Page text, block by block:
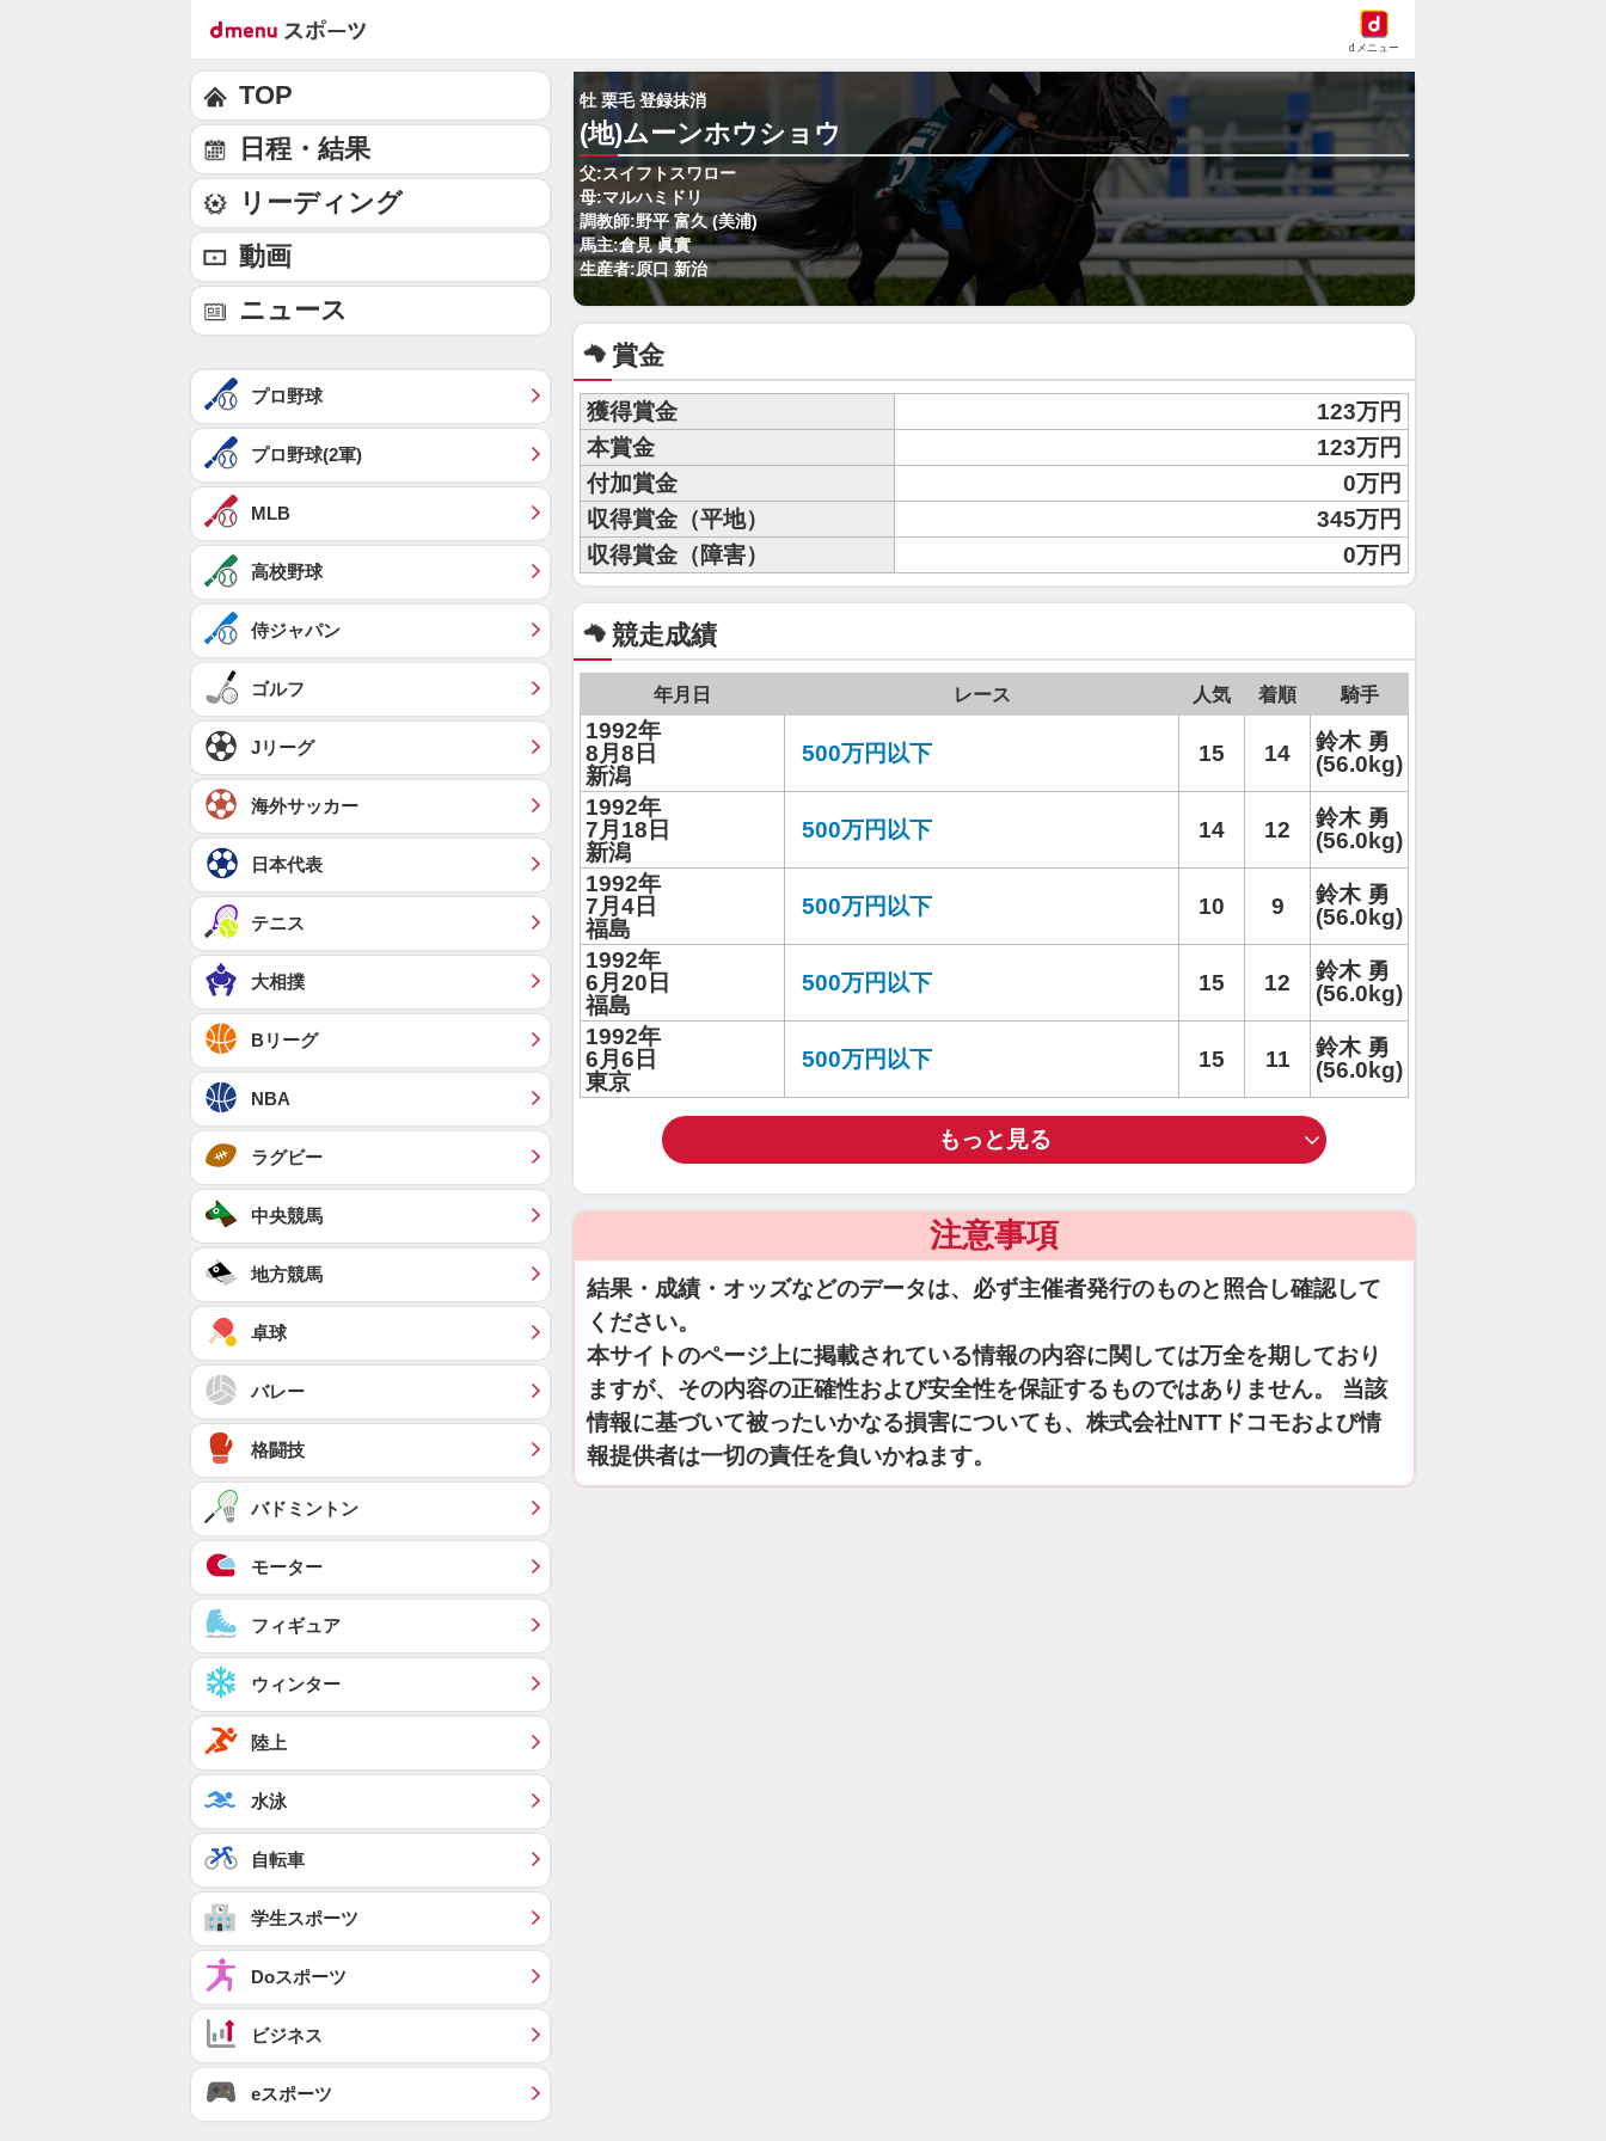
dメニュー
牡 栗毛 登録抹消
(地)ムーンホウショウ
父:スイフトスワロー
母:マルハミドリ
調教師:野平 富久 (美浦)
馬主:倉見 眞實
生産者:原口 新治
賞金
獲得賞金
123万円
本賞金
123万円
付加賞金
0万円
収得賞金（平地）
345万円
収得賞金（障害）
0万円
競走成績
年月日 レース 人気 着順 騎手
1992年
8月8日
新潟
500万円以下 15 14
鈴木 勇
(56.0kg)
1992年
7月18日
新潟
500万円以下 14 12
鈴木 勇
(56.0kg)
1992年
7月4日
福島
500万円以下 10 9
鈴木 勇
(56.0kg)
1992年
6月20日
福島
500万円以下 15 12
鈴木 勇
(56.0kg)
1992年
6月6日
東京
500万円以下 15 11
鈴木 勇
(56.0kg)
もっと見る
注意事項
結果・成績・オッズなどのデータは、必ず主催者発行のものと照合し確認して
ください。
本サイトのページ上に掲載されている情報の内容に関しては万全を期しており
ますが、その内容の正確性および安全性を保証するものではありません。 当該
情報に基づいて被ったいかなる損害についても、株式会社NTTドコモおよび情
報提供者は一切の責任を負いかねます。
TOP
日程・結果
リーディング
動画
ニュース
プロ野球
プロ野球(2軍)
MLB
高校野球
侍ジャパン
ゴルフ
Jリーグ
海外サッカー
日本代表
テニス
大相撲
Bリーグ
NBA
ラグビー
中央競馬
地方競馬
卓球
バレー
格闘技
バドミントン
モーター
フィギュア
ウィンター
陸上
水泳
自転車
学生スポーツ
Doスポーツ
ビジネス
eスポーツ